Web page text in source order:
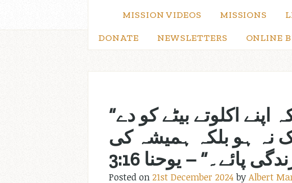
MISSION VIDEOS MISSIONS
DONATE NEWSLETTERS ONLINE
“کیونکہ خدا نے دنیا سے اتنی محبت کی کہ اپنے اکلوتے بیٹے کو دے
نہ ہو بلکہ ہمیشہ کی
پائے۔” – یوحنا 3:16
Posted on 21st December 2024 by Albert